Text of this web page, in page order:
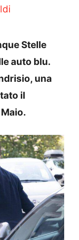
Stelle
auto blu.
una
il